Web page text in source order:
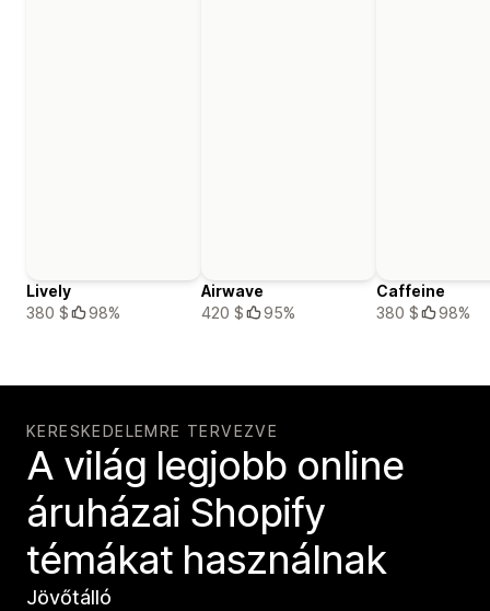
Lively
380 $
98%
Airwave
420 $
95%
Caffeine
380 $
98%
KERESKEDELEMRE TERVEZVE
A világ legjobb online
áruházai Shopify
témákat használnak
Jövőtálló